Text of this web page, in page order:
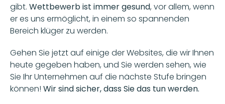
gibt. Wettbewerb ist immer gesund, vor allem, wenn
er es uns ermöglicht, in einem so spannenden
Bereich klüger zu werden.
Gehen Sie jetzt auf einige der Websites, die wir Ihnen
heute gegeben haben, und Sie werden sehen, wie
Sie Ihr Unternehmen auf die nächste Stufe bringen
können! Wir sind sicher, dass Sie das tun werden.